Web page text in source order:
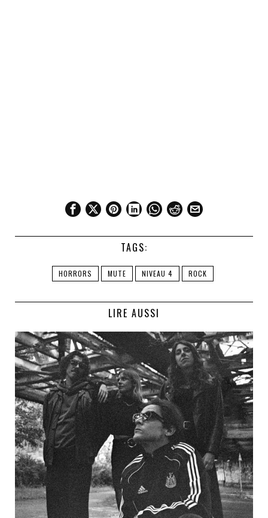
TAGS:
HORRORS MUTE NIVEAU 4 ROCK
LIRE AUSSI